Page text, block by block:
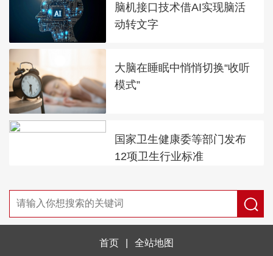
脑机接口技术借AI实现脑活
动转文字
大脑在睡眠中悄悄切换“收听
模式”
国家卫生健康委等部门发布
12项卫生行业标准
首页 全站地图